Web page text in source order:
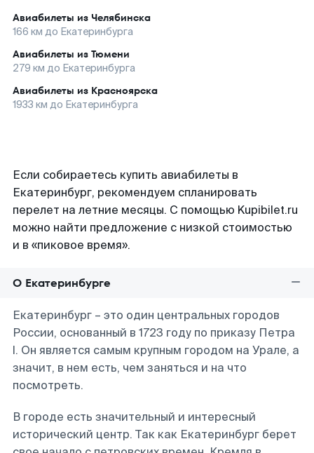
Авиабилеты из Челябинска
166 км до Екатеринбурга
Авиабилеты из Тюмени
279 км до Екатеринбурга
Авиабилеты из Красноярска
1933 км до Екатеринбурга
Если собираетесь купить авиабилеты в
Екатеринбург, рекомендуем спланировать
перелет на летние месяцы. С помощью Kupibilet.ru
можно найти предложение с низкой стоимостью
и в «пиковое время».
О Екатеринбурге
Екатеринбург – это один центральных городов
России, основанный в 1723 году по приказу Петра
I. Он является самым крупным городом на Урале, а
значит, в нем есть, чем заняться и на что
посмотреть.
В городе есть значительный и интересный
исторический центр. Так как Екатеринбург берет